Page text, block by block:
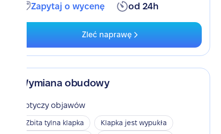
Zapytaj o wycenę od 24h
Zleć naprawę
Wymiana obudowy
Dotyczy objawów
Zbita tylna klapka Klapka jest wypukła